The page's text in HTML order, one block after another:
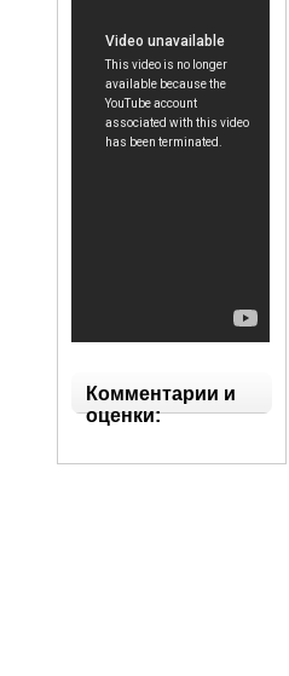
Комментарии и
оценки: